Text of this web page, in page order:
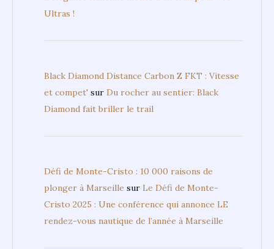
Ultras !
Black Diamond Distance Carbon Z FKT : Vitesse
et compet' sur Du rocher au sentier: Black
Diamond fait briller le trail
Défi de Monte-Cristo : 10 000 raisons de
plonger à Marseille sur Le Défi de Monte-
Cristo 2025 : Une conférence qui annonce LE
rendez-vous nautique de l’année à Marseille